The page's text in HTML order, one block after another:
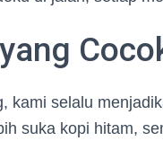
kami selalu
suka kopi hitam,